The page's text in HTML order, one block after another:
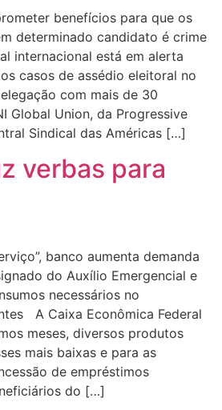
benefícios para que os
determinado candidato é crime
internacional está em alerta
casos de assédio eleitoral no
com mais de 30
Global Union, da Progressive
Sindical das Américas […]
verbas para
banco aumenta demanda
do Auxílio Emergencial e
necessários no
A Caixa Econômica Federal
meses, diversos produtos
mais baixas e para as
de empréstimos
do […]